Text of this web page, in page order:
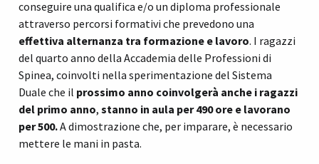
conseguire una qualifica e/o un diploma professionale
attraverso percorsi formativi che prevedono una
effettiva alternanza tra formazione e lavoro. I ragazzi
del quarto anno della Accademia delle Professioni di
Spinea, coinvolti nella sperimentazione del Sistema
Duale che il prossimo anno coinvolgerà anche i ragazzi
del primo anno, stanno in aula per 490 ore e lavorano
per 500.A dimostrazione che, per imparare, è necessario
mettere le mani in pasta.